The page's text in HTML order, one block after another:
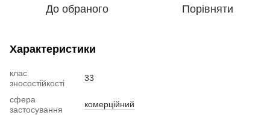
До обраного Порівняти
Характеристики
клас
зносостійкості
33
сфера
застосування
комерційний